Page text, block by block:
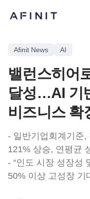
Afinit News AI
밸런스히어
달성…AI 기
비즈니스 확
- 일반기업회계기준,
121% 상승, 연평균
- “인도 시장 성장성
50% 이상 고성장 기